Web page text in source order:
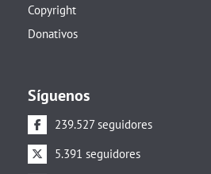
Copyright
Donativos
Síguenos
239.527 seguidores
5.391 seguidores